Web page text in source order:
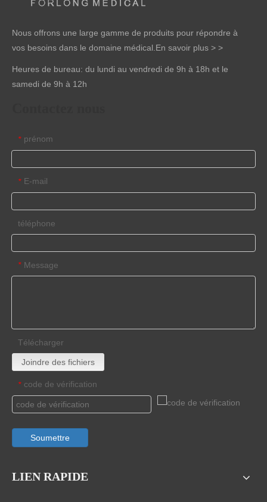
Nous offrons une large gamme de produits pour répondre à
vos besoins dans le domaine médical. En savoir plus > >
Heures de bureau: du lundi au vendredi de 9h à 18h et le
samedi de 9h à 12h
* prénom
* E-mail
téléphone
* Message
Télécharger
Joindre des fichiers
* code de vérification
Soumettre
LIEN RAPIDE